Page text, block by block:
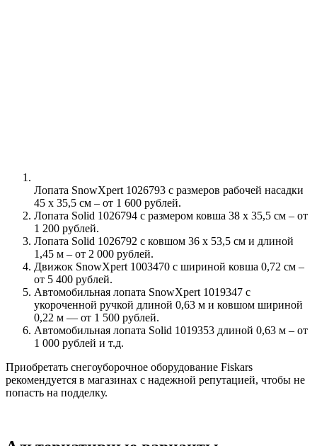
Лопата SnowXpert 1026793 с размеров рабочей насадки
45 х 35,5 см – от 1 600 рублей.
Лопата Solid 1026794 с размером ковша 38 х 35,5 см – от
1 200 рублей.
Лопата Solid 1026792 с ковшом 36 х 53,5 см и длиной
1,45 м – от 2 000 рублей.
Движок SnowXpert 1003470 с шириной ковша 0,72 см –
от 5 400 рублей.
Автомобильная лопата SnowXpert 1019347 с
укороченной ручкой длиной 0,63 м и ковшом шириной
0,22 м — от 1 500 рублей.
Автомобильная лопата Solid 1019353 длиной 0,63 м – от
1 000 рублей и т.д.
Приобретать снегоуборочное оборудование Fiskars
рекомендуется в магазинах с надежной репутацией, чтобы не
попасть на подделку.